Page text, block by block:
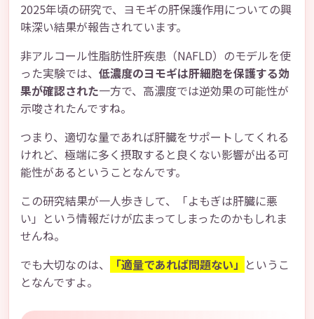
2025年頃の研究で、ヨモギの肝保護作用についての興
味深い結果が報告されています。
非アルコール性脂肪性肝疾患（NAFLD）のモデルを使
った実験では、 低濃度のヨモギは肝細胞を保護する効
果が確認された一方で、高濃度では逆効果の可能性が
示唆されたんですね。
つまり、適切な量であれば肝臓をサポートしてくれる
けれど、極端に多く摂取すると良くない影響が出る可
能性があるということなんです。
この研究結果が一人歩きして、「よもぎは肝臓に悪
い」という情報だけが広まってしまったのかもしれま
せんね。
でも大切なのは、
「適量であれば問題ない」 というこ
となんですよ。